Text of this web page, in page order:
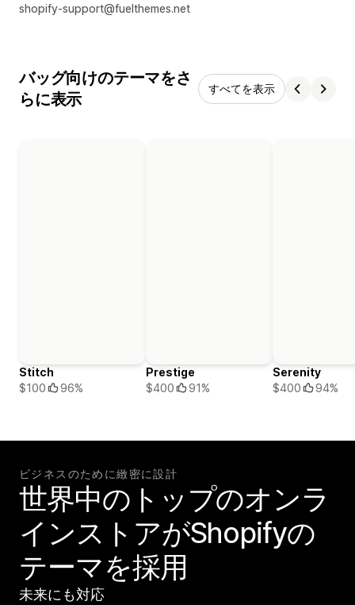
shopify-support@fuelthemes.net
バッグ向けのテーマをさ
らに表示
すべてを表示
Stitch
$100
96%
Prestige
$400
91%
Serenity
$400
94%
ビジネスのために緻密に設計
世界中のトップのオンラ
インストアがShopifyの
テーマを採用
未来にも対応